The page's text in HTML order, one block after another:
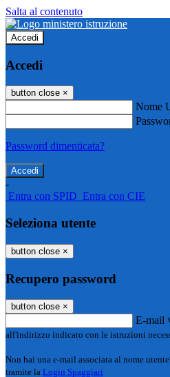
Salta al contenuto
Accedi
Accedi
button close ×
Nome
Password dimenticata?
-
Entra con SPID Entra con CIE
Seleziona utente
button close ×
Recupero password
button close ×
E-mail
all'indirizzo indicato con le istruzioni
Non hai una e-mail associata al nome
tramite la Login Spaggiari